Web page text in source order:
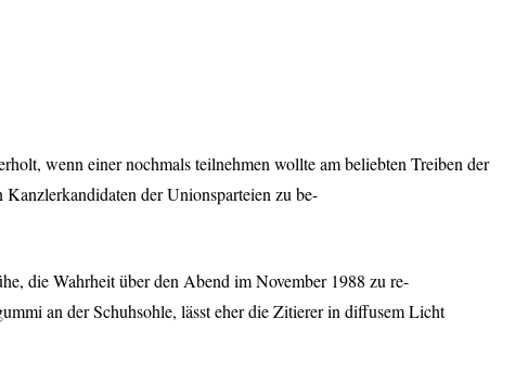
wenn einer nochmals teilnehmen wollte am beliebten Treiben der
der Unionsparteien zu be-
die Wahrheit über den Abend im November 1988 zu re-
an der Schuhsohle, lässt eher die Zitierer in diffusem Licht